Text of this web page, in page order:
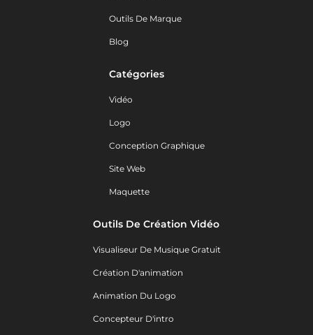
Outils De Marque
Blog
Catégories
Vidéo
Logo
Conception Graphique
Site Web
Maquette
Outils De Création Vidéo
Visualiseur De Musique Gratuit
Création D'animation
Animation Du Logo
Concepteur D'intro